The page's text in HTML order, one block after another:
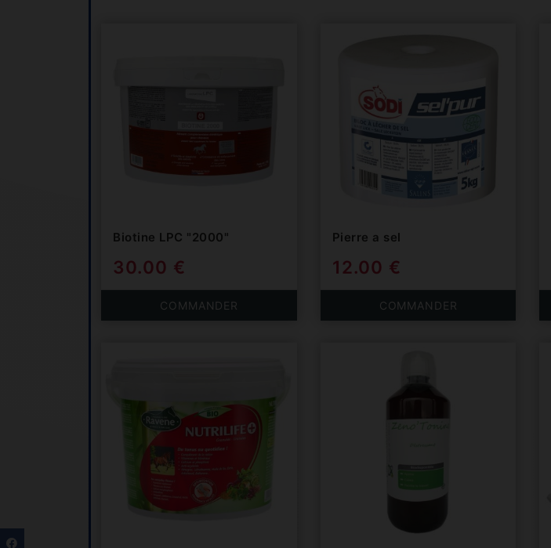
Biotine LPC "2000"
30.00 €
COMMANDER
Pierre a sel
12.00 €
COMMANDER